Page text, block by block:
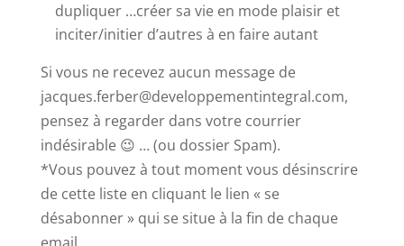
dupliquer …créer sa vie en mode plaisir et
inciter/initier d’autres à en faire autant
Si vous ne recevez aucun message de
jacques.ferber@developpementintegral.com,
pensez à regarder dans votre courrier
indésirable 😉 … (ou dossier Spam).
*Vous pouvez à tout moment vous désinscrire
de cette liste en cliquant le lien « se
désabonner » qui se situe à la fin de chaque